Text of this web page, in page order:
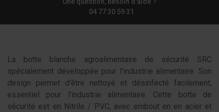
04 77 30 59 31
La botte blanche agroalimentaire de sécurité SRC
spécialement développée pour l'industrie alimentaire. Son
design permet d'être nettoyé et désinfecté facilement,
essentiel pour l'industrie alimentaire. Cette botte de
sécurité est en Nitrile / PVC, avec embout en en acier et